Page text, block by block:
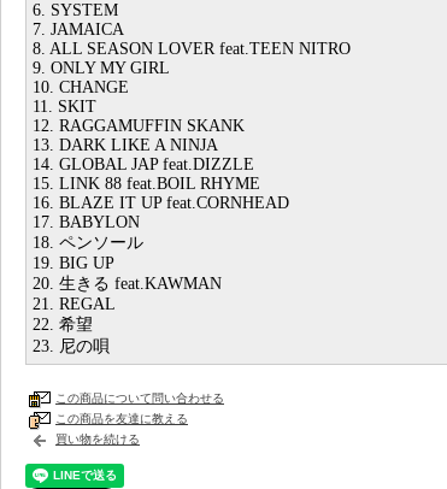
6. SYSTEM
7. JAMAICA
8. ALL SEASON LOVER feat.TEEN NITRO
9. ONLY MY GIRL
10. CHANGE
11. SKIT
12. RAGGAMUFFIN SKANK
13. DARK LIKE A NINJA
14. GLOBAL JAP feat.DIZZLE
15. LINK 88 feat.BOIL RHYME
16. BLAZE IT UP feat.CORNHEAD
17. BABYLON
18. ペンソール
19. BIG UP
20. 生きる feat.KAWMAN
21. REGAL
22. 希望
23. 尼の唄
この商品について問い合わせる
この商品を友達に教える
買い物を続ける